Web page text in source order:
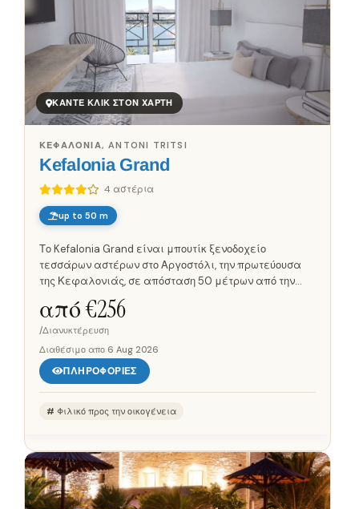
ΚΆΝΤΕ ΚΛΙΚ ΣΤΟΝ ΧΆΡΤΗ
Kefalonia Grand
4 αστέρια
ΚΕΦΑΛΟΝΙΆ, ANTONI TRITSI
up to 50 m
Το Kefalonia Grand είναι μπουτίκ ξενοδοχείο
τεσσάρων αστέρων στο Αργοστόλι, την πρωτεύουσα
της Κεφαλονιάς, σε απόσταση 50 μέτρων από την
παραλιακή. Η θέα του φτάνει ως τον κόλπο του
Αργοστολίου, με το φυσικό λιμάνι και...
από €256
/Διανυκτέρευση
Διαθέσιμο απο 6 Aug 2026
ΠΛΗΡΟΦΟΡΊΕΣ
Φιλικό προς την οικογένεια